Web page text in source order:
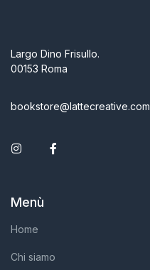
Largo Dino Frisullo.
00153 Roma
bookstore@lattecreative.com
Instagram
Menù
Home
Chi siamo